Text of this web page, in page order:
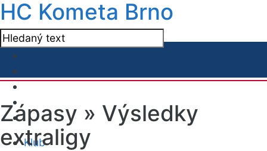
HC Kometa Brno
Klub
Zápasy » Výsledky
extraligy